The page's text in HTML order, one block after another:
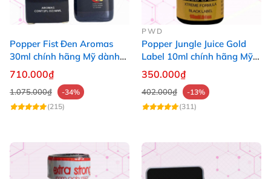
Popper Fist Đen Aromas
30ml chính hãng Mỹ dành
cho Top Bot
710.000₫
1.075.000₫
-34%
(215)
PWD
Popper Jungle Juice Gold
Label 10ml chính hãng Mỹ
USA PWD
350.000₫
402.000₫
-13%
(311)